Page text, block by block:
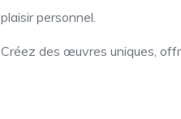
plaisir personnel.
Créez des œuvres uniques,